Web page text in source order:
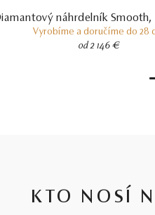
náhrdelník Smooth,
Vyrobíme a doručíme do 28
od 2 146 €
KTO NOSÍ